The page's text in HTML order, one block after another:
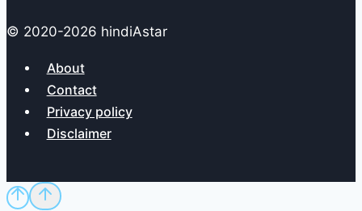
© 2020-2026 hindiAstar
About
Contact
Privacy policy
Disclaimer